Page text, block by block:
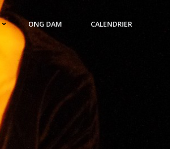
ONG DAM CALENDRIER